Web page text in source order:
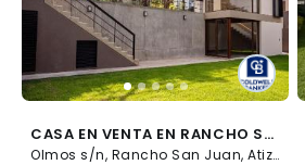
CASA EN VENTA EN RANCHO SAN JUAN
Olmos s/n, Rancho San Juan, Atizapán de Zaragoza